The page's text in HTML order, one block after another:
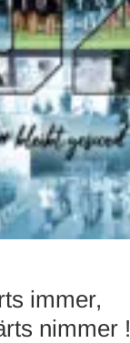
immer,
nimmer !